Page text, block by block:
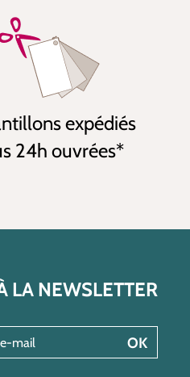
expédiés
24h ouvrées*
LA NEWSLETTER
OK